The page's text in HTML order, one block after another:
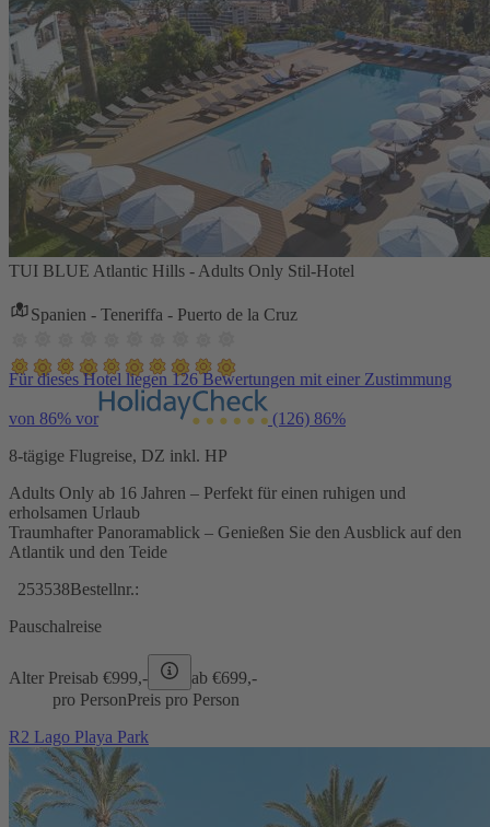
TUI BLUE Atlantic Hills - Adults Only Stil-Hotel
Spanien - Teneriffa - Puerto de la Cruz
Für dieses Hotel liegen 126 Bewertungen mit einer Zustimmung
von 86% vor (126) 86%
8-tägige Flugreise, DZ inkl. HP
Adults Only ab 16 Jahren – Perfekt für einen ruhigen und
erholsamen Urlaub
Traumhafter Panoramablick – Genießen Sie den Ausblick auf den
Atlantik und den Teide
253538Bestellnr.:
Pauschalreise
Alter Preisab €999,- ab €699,-
pro PersonPreis pro Person
R2 Lago Playa Park